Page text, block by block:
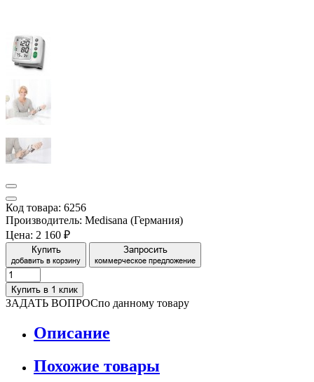
Код товара: 6256
Производитель: Medisana (Германия)
Цена: 2 160 ₽
Купить
добавить в корзину
Запросить
коммерческое предложение
Купить в 1 клик
ЗАДАТЬ ВОПРОСпо данному товару
Описание
Похожие товары